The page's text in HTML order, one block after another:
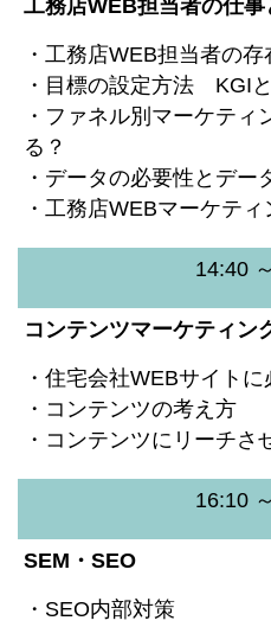
工務店WEB担当者の仕事
・工務店WEB担当者の存
・目標の設定方法 KGI
・ファネル別マーケテ
る？
・データの必要性とデー
・工務店WEBマーケテ
14:40
コンテンツマーケティン
・住宅会社WEBサイト
・コンテンツの考え方
・コンテンツにリーチさ
16:10
SEM・SEO
・SEO内部対策